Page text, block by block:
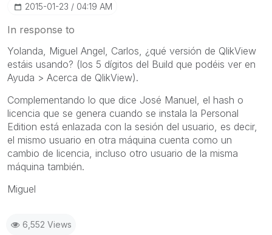
‎2015-01-23 04:19 AM
In response to
Yolanda, Miguel Angel, Carlos, ¿qué versión de QlikView
estáis usando? (los 5 dígitos del Build que podéis ver en
Ayuda > Acerca de QlikView).
Complementando lo que dice José Manuel, el hash o
licencia que se genera cuando se instala la Personal
Edition está enlazada con la sesión del usuario, es decir,
el mismo usuario en otra máquina cuenta como un
cambio de licencia, incluso otro usuario de la misma
máquina también.
Miguel
6,552 Views